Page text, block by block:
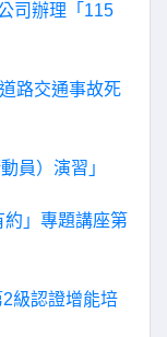
司辦理「115
路交通事故死
員）演習」
」專題講座第
級認證增能培